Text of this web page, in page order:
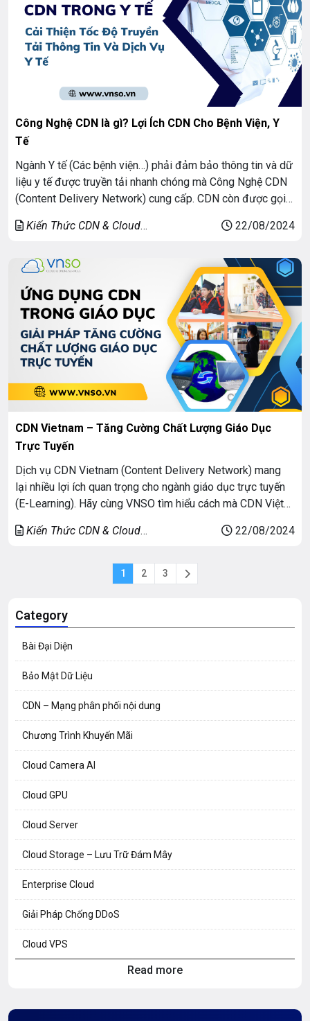
Công Nghệ CDN là gì? Lợi Ích CDN Cho Bệnh Viện, Y
Tế
Ngành Y tế (Các bệnh viện…) phải đảm bảo thông tin và dữ
liệu y tế được truyền tải nhanh chóng mà Công Nghệ CDN
(Content Delivery Network) cung cấp. CDN còn được gọi
quan trọng trong lĩnh vực này. Bài viết này […]
Kiến Thức CDN & Cloud
22/08/2024
CDN Vietnam – Tăng Cường Chất Lượng Giáo Dục
Trực Tuyến
Dịch vụ CDN Vietnam (Content Delivery Network) mang
lại nhiều lợi ích quan trọng cho ngành giáo dục trực tuyến
(E-Learning). Hãy cùng VNSO tìm hiểu cách mà CDN Việt
do tại sao các cơ sở giáo dục nên xem xét sử […]
Kiến Thức CDN & Cloud
22/08/2024
1 2 3
Category
Bài Đại Diện
Bảo Mật Dữ Liệu
CDN – Mạng phân phối nội dung
Chương Trình Khuyến Mãi
Cloud Camera AI
Cloud GPU
Cloud Server
Cloud Storage – Lưu Trữ Đám Mây
Enterprise Cloud
Giải Pháp Chống DDoS
Cloud VPS
Read more